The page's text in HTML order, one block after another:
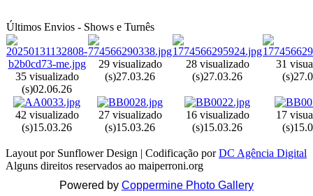
Últimos Envios - Shows e Turnês
35 visualizado
(s)02.06.26
29 visualizado
(s)27.03.26
28 visualizado
(s)27.03.26
31
(s)
42 visualizado
(s)15.03.26
27 visualizado
(s)15.03.26
16 visualizado
(s)15.03.26
17
(s)
Layout por Sunflower Design | Codificação porDC Agência Digital
Alguns direitos reservados ao maiperroni.org
Powered by Coppermine Photo Gallery